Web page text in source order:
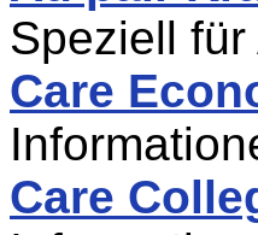
Speziell
Care
Care